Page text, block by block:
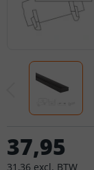
37,95
31 ,36 excl. BTW